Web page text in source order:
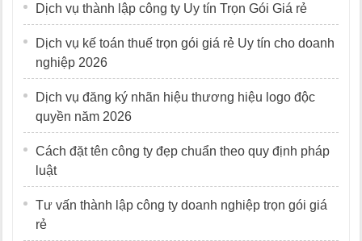
Dịch vụ thành lập công ty Uy tín Trọn Gói Giá rẻ
Dịch vụ kế toán thuế trọn gói giá rẻ Uy tín cho doanh
nghiệp 2026
Dịch vụ đăng ký nhãn hiệu thương hiệu logo độc
quyền năm 2026
Cách đặt tên công ty đẹp chuẩn theo quy định pháp
luật
Tư vấn thành lập công ty doanh nghiệp trọn gói giá
rẻ